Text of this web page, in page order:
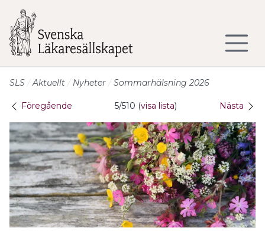
SLS Aktuellt Nyheter Sommarhälsning 2026
Föregående 5/510 (visa lista) Nästa